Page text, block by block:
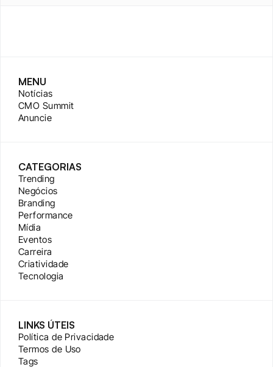
MENU
Notícias
CMO Summit
Anuncie
CATEGORIAS
Trending
Negócios
Branding
Performance
Mídia
Eventos
Carreira
Criatividade
Tecnologia
LINKS ÚTEIS
Política de Privacidade
Termos de Uso
Tags